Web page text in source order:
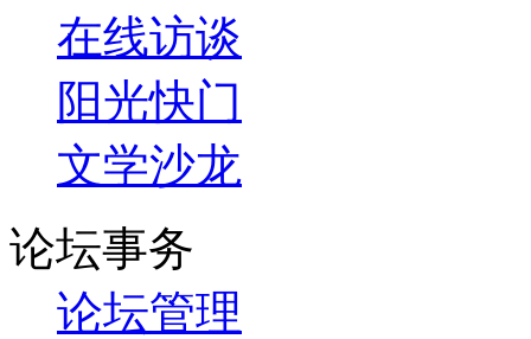
在线访谈
阳光快门
文学沙龙
论坛事务
论坛管理